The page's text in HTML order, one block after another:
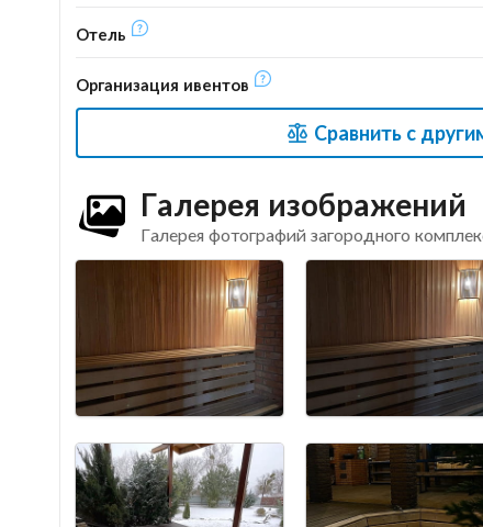
Отель
Организация ивентов
Сравнить с
Галерея изображений
Галерея фотографий загородного